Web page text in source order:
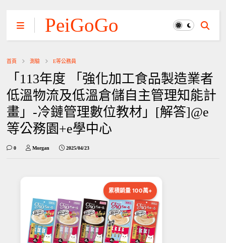
PeiGoGo
首頁 測驗 E等公務員
「113年度 「強化加工食品製造業者
低溫物流及低溫倉儲自主管理知能計
畫」-冷鏈管理數位教材」[解答]@e
等公務園+e學中心
0 Morgan 2025/04/23
累積銷量 100萬+